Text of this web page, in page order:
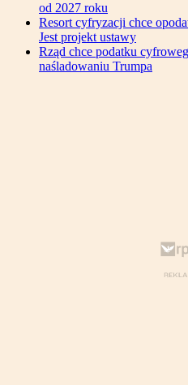
od 2027 roku
Resort cyfryzacji chce
Jest projekt ustawy
Rząd chce podatku
naśladowaniu Trumpa